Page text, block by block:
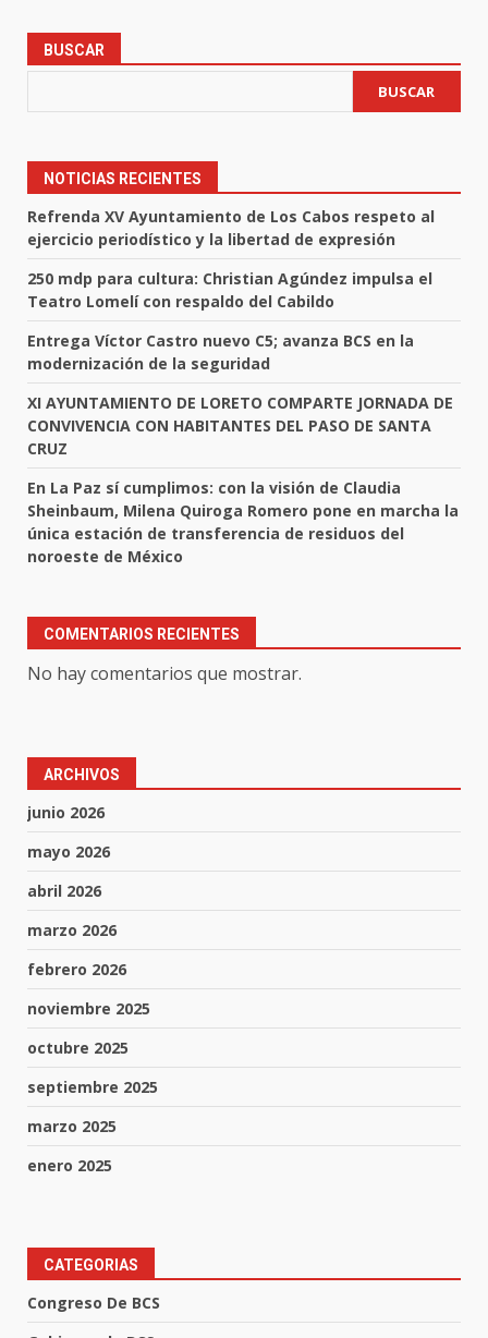
BUSCAR
BUSCAR
NOTICIAS RECIENTES
Refrenda XV Ayuntamiento de Los Cabos respeto al
ejercicio periodístico y la libertad de expresión
250 mdp para cultura: Christian Agúndez impulsa el
Teatro Lomelí con respaldo del Cabildo
Entrega Víctor Castro nuevo C5; avanza BCS en la
modernización de la seguridad
XI AYUNTAMIENTO DE LORETO COMPARTE JORNADA DE
CONVIVENCIA CON HABITANTES DEL PASO DE SANTA
CRUZ
En La Paz sí cumplimos: con la visión de Claudia
Sheinbaum, Milena Quiroga Romero pone en marcha la
única estación de transferencia de residuos del
noroeste de México
COMENTARIOS RECIENTES
No hay comentarios que mostrar.
ARCHIVOS
junio 2026
mayo 2026
abril 2026
marzo 2026
febrero 2026
noviembre 2025
octubre 2025
septiembre 2025
marzo 2025
enero 2025
CATEGORIAS
Congreso De BCS